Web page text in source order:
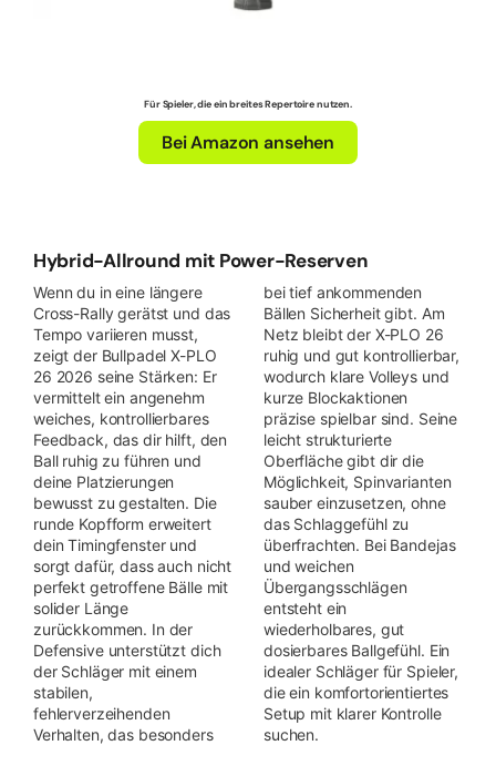
Für Spieler, die ein breites Repertoire nutzen.
Bei Amazon ansehen
Hybrid-Allround mit Power-Reserven
Wenn du in eine längere
Cross-Rally gerätst und das
Tempo variieren musst,
zeigt der Bullpadel X-PLO
26 2026 seine Stärken: Er
vermittelt ein angenehm
weiches, kontrollierbares
Feedback, das dir hilft, den
Ball ruhig zu führen und
deine Platzierungen
bewusst zu gestalten. Die
runde Kopfform erweitert
dein Timingfenster und
sorgt dafür, dass auch nicht
perfekt getroffene Bälle mit
solider Länge
zurückkommen. In der
Defensive unterstützt dich
der Schläger mit einem
stabilen,
fehlerverzeihenden
Verhalten, das besonders
bei tief ankommenden
Bällen Sicherheit gibt. Am
Netz bleibt der X-PLO 26
ruhig und gut kontrollierbar,
wodurch klare Volleys und
kurze Blockaktionen
präzise spielbar sind. Seine
leicht strukturierte
Oberfläche gibt dir die
Möglichkeit, Spinvarianten
sauber einzusetzen, ohne
das Schlaggefühl zu
überfrachten. Bei Bandejas
und weichen
Übergangsschlägen
entsteht ein
wiederholbares, gut
dosierbares Ballgefühl. Ein
idealer Schläger für Spieler,
die ein komfortorientiertes
Setup mit klarer Kontrolle
suchen.